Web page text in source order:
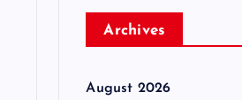
Archives
August 2026